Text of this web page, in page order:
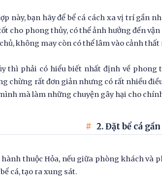
này, bạn hãy để bể cá cách xa vị trí gần
cho phong thủy, có thể ảnh hưởng đến
không may còn có thể lâm vào cảnh
thì phải có hiểu biết nhất định về
chừng rất đơn giản nhưng có rất nhiều
mà làm những chuyện gây hại cho
2. Đặt bể cá
thuộc Hỏa, nếu giữa phòng khách và
cá, tạo ra xung sát.